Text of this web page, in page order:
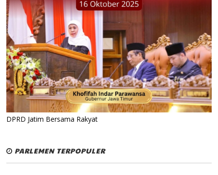
DPRD Jatim Bersama Rakyat
PARLEMEN TERPOPULER